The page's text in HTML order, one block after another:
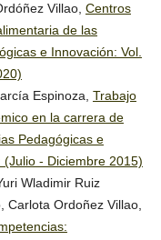
de avaliação Ser
27, 1.
Villao, Centros
de las
e Innovación: Vol.
Espinoza, Trabajo
en la carrera de
Pedagógicas e
- Diciembre 2015)
Wladimir Ruiz
Carlota Ordoñez Villao,